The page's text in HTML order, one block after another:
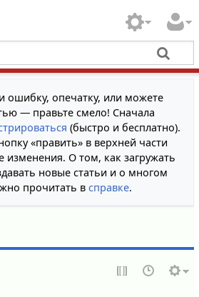
ошибку, опечатку, или можете
— правьте смело! Сначала
(быстро и бесплатно).
«править» в верхней части
изменения. О том, как загружать
новые статьи и о многом
прочитать в справке.